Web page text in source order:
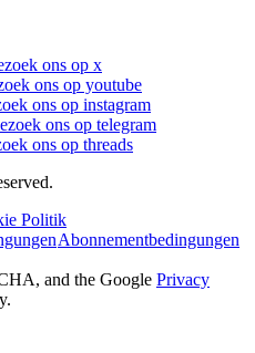
ons op x
ons op youtube
ons op instagram
ons op telegram
ons op threads
Politik
Abonnementbedingungen
and the Google Privacy